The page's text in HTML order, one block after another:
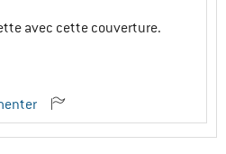
magiques
du
avec cette couverture.